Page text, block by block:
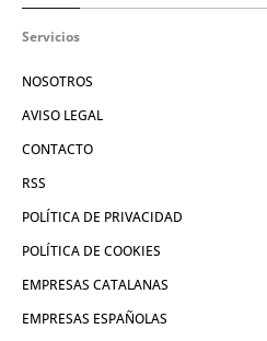
Servicios
NOSOTROS
AVISO LEGAL
CONTACTO
RSS
POLÍTICA DE PRIVACIDAD
POLÍTICA DE COOKIES
EMPRESAS CATALANAS
EMPRESAS ESPAÑOLAS